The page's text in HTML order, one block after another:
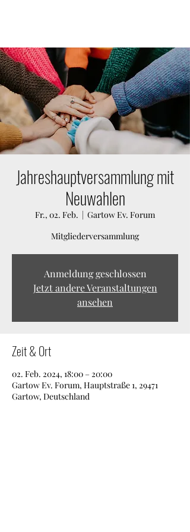
Jahreshauptversammlung mit
Neuwahlen
Fr., 02. Feb.
  |
Gartow Ev. Forum
Mitgliederversammlung
Anmeldung geschlossen
Jetzt andere Veranstaltungen
ansehen
Zeit & Ort
02. Feb. 2024, 18:00 – 20:00
Gartow Ev. Forum, Hauptstraße 1, 29471
Gartow, Deutschland